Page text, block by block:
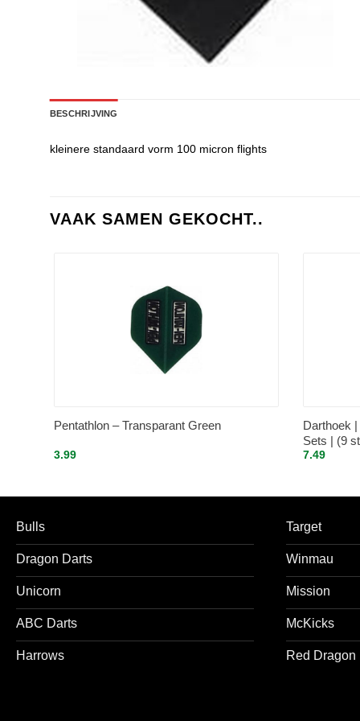
BESCHRIJVING
kleinere standaard vorm 100 micron flights
VAAK SAMEN GEKOCHT..
Pentathlon – Transparant Green
3.99
Darthoek
Sets | (9
(9 stuks) |
7.49
Bulls
Dragon Darts
Unicorn
ABC Darts
Harrows
Target
Winmau
Mission
McKicks
Red Dragon